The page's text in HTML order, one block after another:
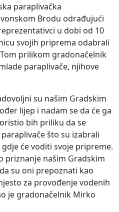
paraplivačka
Brodu odrađujući
u dobi od 10
svojih priprema odabrali
prilikom gradonačelnik
paraplivače, njihove
su našim Gradskim
lijep i nadam se da će ga
bih priliku da se
što su izabrali
će voditi svoje pripreme.
priznanje našim Gradskim
su oni prepoznati kao
za provođenje vodenih
je gradonačelnik Mirko